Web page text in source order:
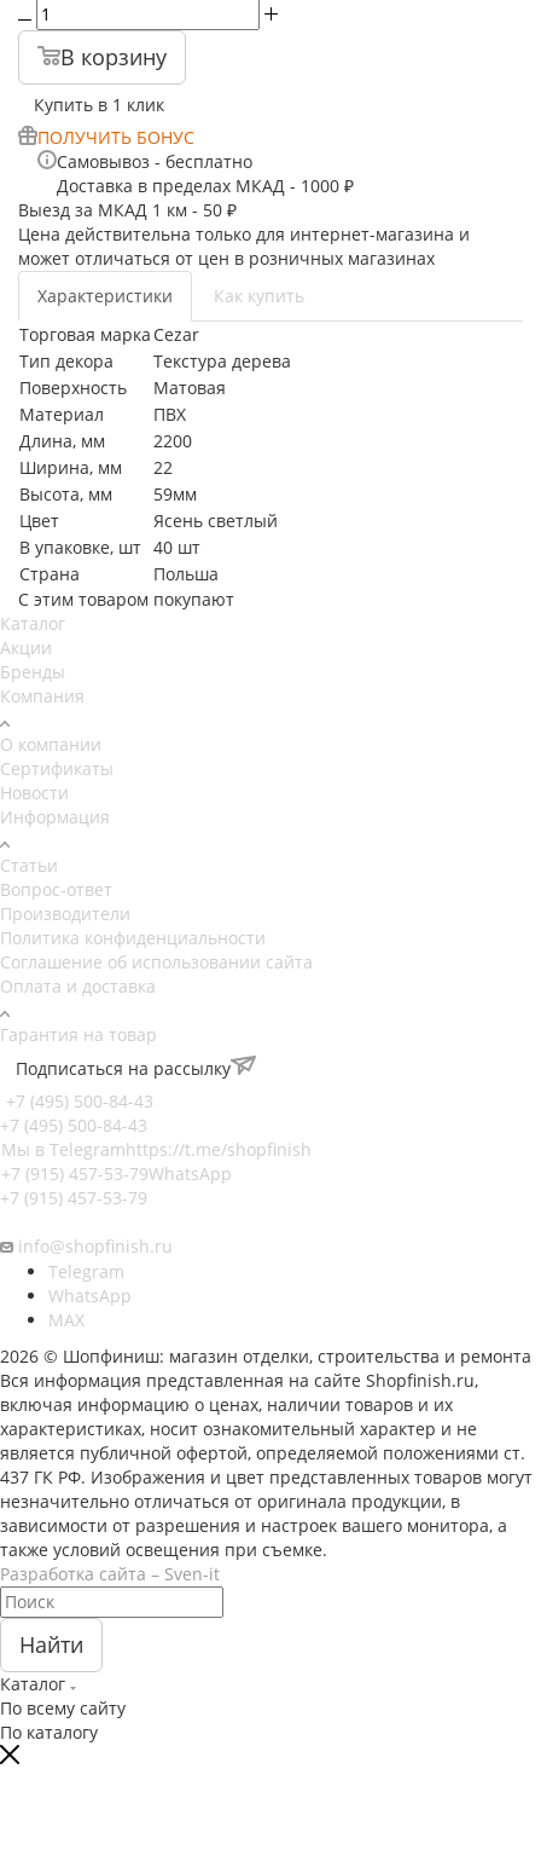
В корзину
Купить в 1 клик
ПОЛУЧИТЬ БОНУС
Самовывоз - бесплатно
Доставка в пределах МКАД - 1000 ₽
Выезд за МКАД 1 км - 50 ₽
Цена действительна только для интернет-магазина и
может отличаться от цен в розничных магазинах
Характеристики
Как купить
Торговая марка Cezar
Тип декора
Текстура дерева
Поверхность
Матовая
Материал
ПВХ
Длина, мм
2200
Ширина, мм
22
Высота, мм
59мм
Цвет
Ясень светлый
В упаковке, шт 40 шт
Страна
Польша
С этим товаром покупают
Каталог
Акции
Бренды
Компания
О компании
Сертификаты
Новости
Информация
Статьи
Вопрос-ответ
Производители
Политика конфиденциальности
Соглашение об использовании сайта
Оплата и доставка
Гарантия на товар
Подписаться на рассылку
+7 (495) 500-84-43
+7 (495) 500-84-43
Мы в Telegramhttps://t.me/shopfinish
+7 (915) 457-53-79WhatsApp
+7 (915) 457-53-79
info@shopfinish.ru
Telegram
WhatsApp
MAX
2026 © Шопфиниш: магазин отделки, строительства и ремонта
Вся информация представленная на сайте Shopfinish.ru,
включая информацию о ценах, наличии товаров и их
характеристиках, носит ознакомительный характер и не
является публичной офертой, определяемой положениями ст.
437 ГК РФ. Изображения и цвет представленных товаров могут
незначительно отличаться от оригинала продукции, в
зависимости от разрешения и настроек вашего монитора, а
также условий освещения при съемке.
Разработка сайта – Sven-it
Найти
Каталог
По всему сайту
По каталогу